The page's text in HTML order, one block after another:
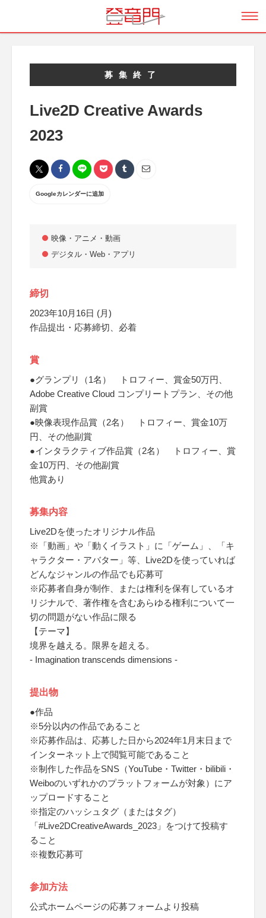
募集終了
Live2D Creative Awards
2023
Googleカレンダーに追加
映像・アニメ・動画
デジタル・Web・アプリ
締切
2023年10月16日 (月)
作品提出・応募締切、必着
賞
●グランプリ（1名） トロフィー、賞金50万円、
Adobe Creative Cloud コンプリートプラン、その他
副賞
●映像表現作品賞（2名） トロフィー、賞金10万
円、その他副賞
●インタラクティブ作品賞（2名） トロフィー、賞
金10万円、その他副賞
他賞あり
募集内容
Live2Dを使ったオリジナル作品
※「動画」や「動くイラスト」に「ゲーム」、「キ
ャラクター・アバター」等、Live2Dを使っていれば
どんなジャンルの作品でも応募可
※応募者自身が制作、または権利を保有しているオ
リジナルで、著作権を含むあらゆる権利について一
切の問題がない作品に限る
【テーマ】
境界を越える。限界を超える。
- Imagination transcends dimensions -
提出物
●作品
※5分以内の作品であること
※応募作品は、応募した日から2024年1月末日まで
インターネット上で閲覧可能であること
※制作した作品をSNS（YouTube・Twitter・bilibili・
Weiboのいずれかのプラットフォームが対象）にア
ップロードすること
※指定のハッシュタグ（またはタグ）
「#Live2DCreativeAwards_2023」をつけて投稿す
ること
※複数応募可
参加方法
公式ホームページの応募フォームより投稿